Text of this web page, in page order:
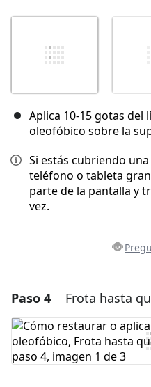
Aplica 10-15 gotas
oleofóbico sobre la
Si estás cubriendo
teléfono o tableta
parte de la pantalla y
vez.
Agregar
Agregar Comentario
Paso 4 Frota hasta